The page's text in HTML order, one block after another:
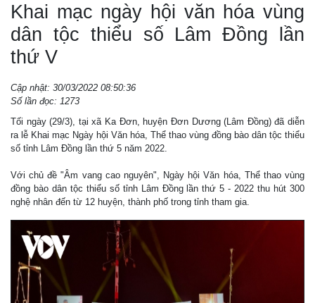
Khai mạc ngày hội văn hóa vùng
dân tộc thiểu số Lâm Đồng lần
thứ V
Cập nhật: 30/03/2022 08:50:36
Số lần đọc: 1273
Tối ngày (29/3), tại xã Ka Đơn, huyện Đơn Dương (Lâm Đồng) đã diễn
ra lễ Khai mạc Ngày hội Văn hóa, Thể thao vùng đồng bào dân tộc thiểu
số tỉnh Lâm Đồng lần thứ 5 năm 2022.
Với chủ đề "Âm vang cao nguyên", Ngày hội Văn hóa, Thể thao vùng
đồng bào dân tộc thiểu số tỉnh Lâm Đồng lần thứ 5 - 2022 thu hút 300
nghệ nhân đến từ 12 huyện, thành phố trong tỉnh tham gia.